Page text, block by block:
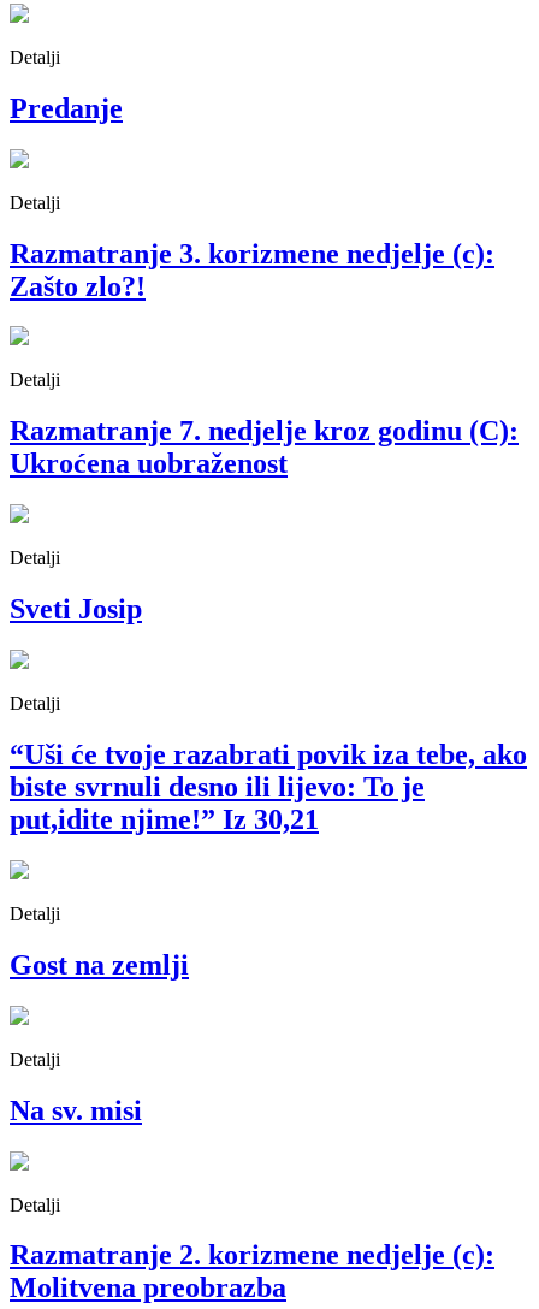
Detalji
Predanje
Detalji
Razmatranje 3. korizmene nedjelje (c):
Zašto zlo?!
Detalji
Razmatranje 7. nedjelje kroz godinu (C):
Ukroćena uobraženost
Detalji
Sveti Josip
Detalji
“Uši će tvoje razabrati povik iza tebe, ako
biste svrnuli desno ili lijevo: To je
put,idite njime!” Iz 30,21
Detalji
Gost na zemlji
Detalji
Na sv. misi
Detalji
Razmatranje 2. korizmene nedjelje (c):
Molitvena preobrazba